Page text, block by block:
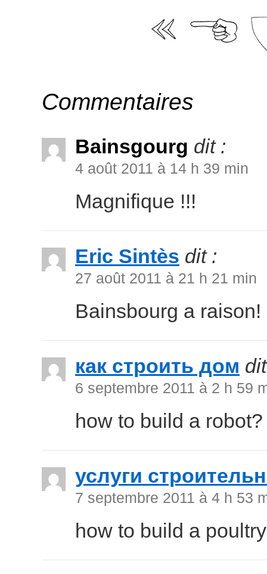
Commentaires
Bainsgourg dit :
4 août 2011 à 14 h 39 min
Magnifique !!!
Eric Sintès dit :
27 août 2011 à 21 h 21 min
Bainsbourg a raison!
как строить дом
6 septembre 2011 à 2 h 59
how to build a robot?
услуги
7 septembre 2011 à 4 h 53
how to build a